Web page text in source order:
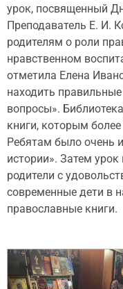
урок, посвященный
Преподаватель Е. И.
родителям о роли
нравственном
отметила Елена
находить
вопросы».
книги, которым
Ребятам было очень
истории». Затем урок
родители с
современные дети в
православные книги.